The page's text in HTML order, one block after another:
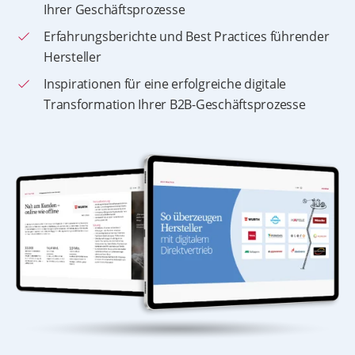
Ihrer Geschäftsprozesse
Erfahrungsberichte und Best Practices führender
Hersteller
Inspirationen für eine erfolgreiche digitale
Transformation Ihrer B2B-Geschäftsprozesse